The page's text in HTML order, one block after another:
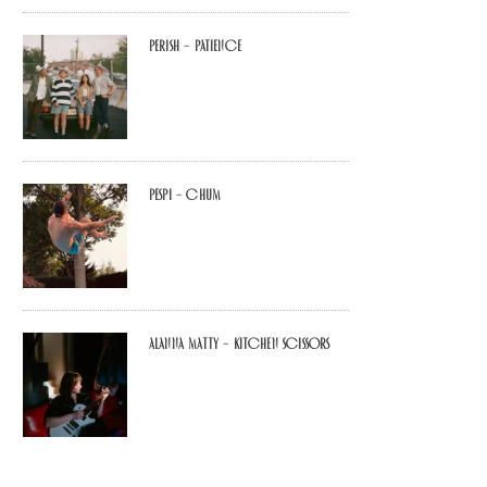
Perish – Patience
Pespi – Chum
Alanna Matty – Kitchen Scissors